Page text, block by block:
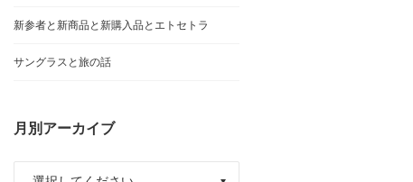
新参者と新商品と新購入品とエトセトラ
サングラスと旅の話
月別アーカイブ